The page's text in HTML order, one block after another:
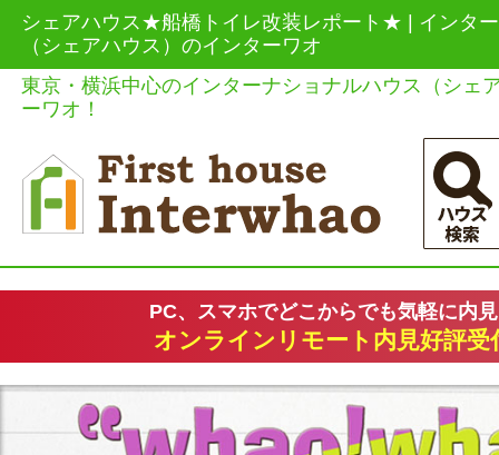
シェアハウス★船橋トイレ改装レポート★ | インタ
（シェアハウス）のインターワオ
東京・横浜中心のインターナショナルハウス（シェ
ーワオ！
PC、スマホでどこからでも気軽に内
オンラインリモート内見好評受